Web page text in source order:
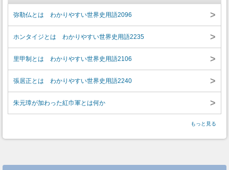
弥勒仏とは わかりやすい世界史用語2096 >
ホンタイジとは わかりやすい世界史用語2235 >
里甲制とは わかりやすい世界史用語2106 >
張居正とは わかりやすい世界史用語2240 >
朱元璋が加わった紅巾軍とは何か >
もっと見る